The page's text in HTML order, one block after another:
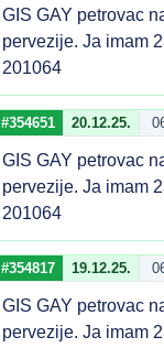
GIS GAY petrovac
pervezije. Ja imam
201064
#354651 20.12.25.
GIS GAY petrovac
pervezije. Ja imam
201064
#354817 19.12.25.
GIS GAY petrovac
pervezije. Ja imam